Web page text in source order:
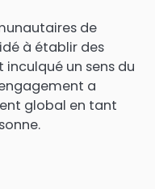
de
à établir des
un sens du
a
global en tant